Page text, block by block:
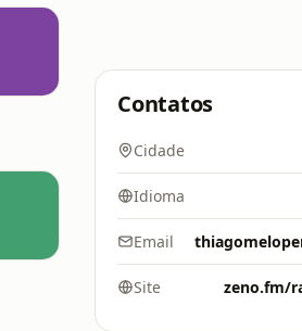
Contatos
Cidade
Idioma
Email
Site zeno.fm/